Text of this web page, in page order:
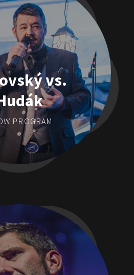
vs.
PROGRAM